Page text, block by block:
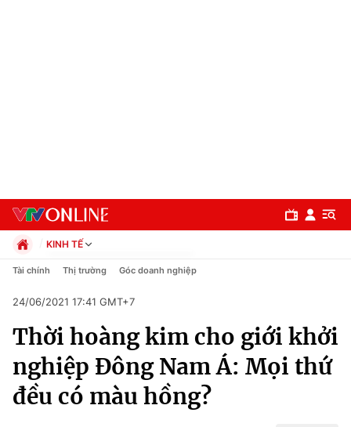
Chuyên mục
Chính trị
Xã hội
KINH TẾ
Chính trị
Pháp luật
Kinh tế
Thể thao
Truyền hình
Văn hóa - Giải trí
Tài chính Thị trường Góc doanh nghiệp
24/06/2021 17:41 GMT+7
Thời hoàng kim cho giới khởi
nghiệp Đông Nam Á: Mọi thứ
đều có màu hồng?